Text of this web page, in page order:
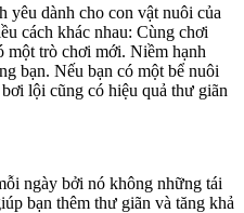
yêu dành cho con vật nuôi của
cách khác nhau: Cùng chơi
một trò chơi mới. Niềm hạnh
bạn. Nếu bạn có một bể nuôi
lội cũng có hiệu quả thư giãn
ngày bởi nó không những tái
bạn thêm thư giãn và tăng khả